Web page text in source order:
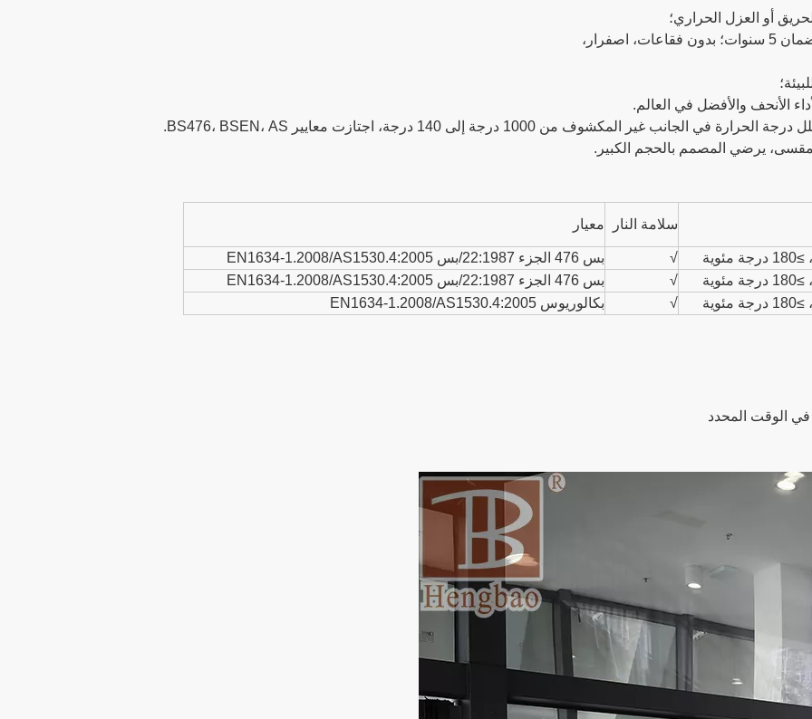
سلامة النار معيار
√
بس 476 الجزء 22:1987/بس EN1634-1.2008/AS1530.4:2005
√
بس 476 الجزء 22:1987/بس EN1634-1.2008/AS1530.4:2005
√ بكالوريوس EN1634-1.2008/AS1530.4:2005